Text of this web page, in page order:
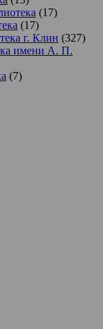
(17)
(17)
г. Клин (327)
имени А. П.
(7)